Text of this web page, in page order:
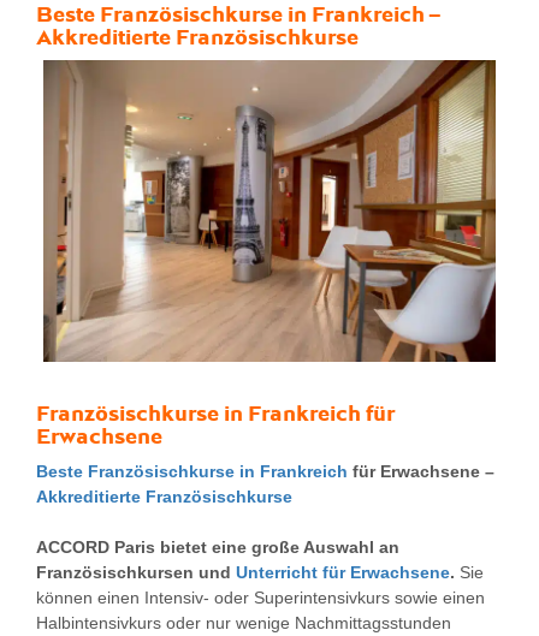
Beste Französischkurse in Frankreich–
Akkreditierte Französischkurse
Französischkurse in Frankreich für
Erwachsene
Beste Französischkurse in Frankreich für Erwachsene –
Akkreditierte Französischkurse
ACCORD Paris bietet eine große Auswahl an
Französischkursen und Unterricht für Erwachsene. Sie
können einen Intensiv- oder Superintensivkurs sowie einen
Halbintensivkurs oder nur wenige Nachmittagsstunden